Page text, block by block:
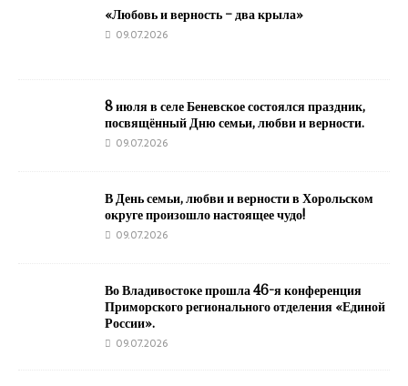
«Любовь и верность – два крыла»
09.07.2026
8 июля в селе Беневское состоялся праздник,
посвящённый Дню семьи, любви и верности.
09.07.2026
В День семьи, любви и верности в Хорольском
округе произошло настоящее чудо!
09.07.2026
Во Владивостоке прошла 46-я конференция
Приморского регионального отделения «Единой
России».
09.07.2026